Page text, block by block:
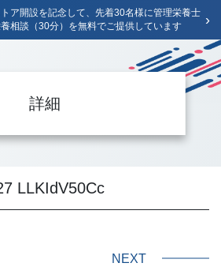
ア開設を記念して、先着30名様に管理栄養士
相談（30分）を無料でご提供しています
›
詳細
LLKIdV50Cc
NEXT